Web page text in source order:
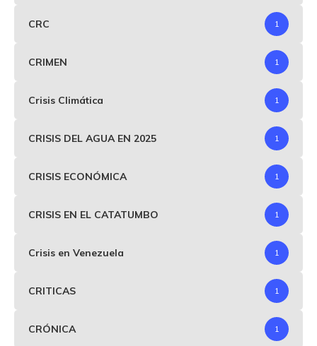
CRC 1
CRIMEN 1
Crisis Climática 1
CRISIS DEL AGUA EN 2025 1
CRISIS ECONÓMICA 1
CRISIS EN EL CATATUMBO 1
Crisis en Venezuela 1
CRITICAS 1
CRÓNICA 1